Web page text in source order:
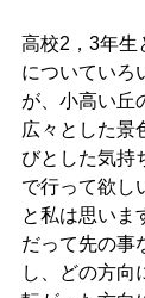
高校2，3年生
についていろ
が、小高い丘
広々とした景
びとした気持
で行って欲し
と私は思いま
だって先の事
し、どの方向